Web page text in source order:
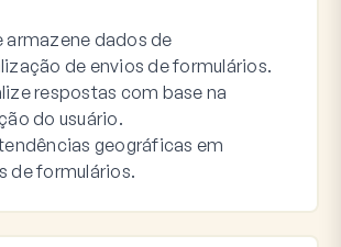
armazene dados de
de envios de formulários.
respostas com base na
do usuário.
geográficas em
de formulários.